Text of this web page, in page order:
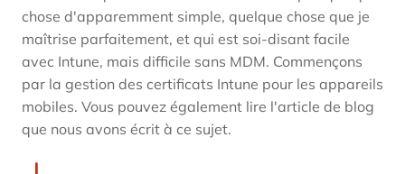
chose d'apparemment simple, quelque chose que je
maîtrise parfaitement, et qui est soi-disant facile
avec Intune, mais difficile sans MDM. Commençons
par la gestion des certificats Intune pour les appareils
mobiles. Vous pouvez également lire l'article de blog
que nous avons écrit à ce sujet.